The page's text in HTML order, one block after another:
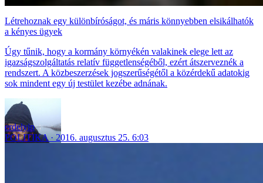
Létrehoznak egy különbíróságot, és máris könnyebben elsikálhatók
a kényes ügyek
Úgy tűnik, hogy a kormány környékén valakinek elege lett az
igazságszolgáltatás relatív függetlenségéből, ezért átszerveznék a
rendszert. A közbeszerzések jogszerűségétől a közérdekű adatokig
sok mindent egy új testület kezébe adnának.
erdelyip
POLITIKA
2016. augusztus 25. 6:03